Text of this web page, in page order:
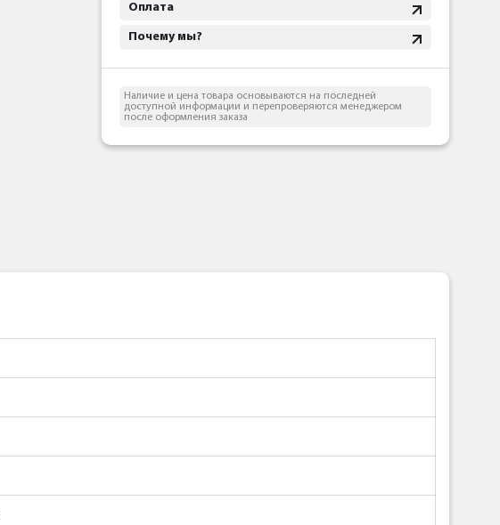
Оплата
Почему мы?
Наличие и цена товара основываются на последней
доступной информации и перепроверяются менеджером
после оформления заказа